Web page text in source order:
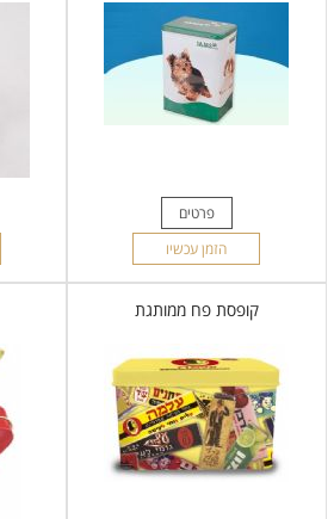
פרטים
הזמן עכשיו
קופסת פח ממותגת